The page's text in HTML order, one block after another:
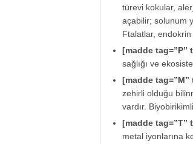
türevi kokular,
açabilir; solunum
Ftalatlar,
[madde tag=”P”
sağlığı ve
[madde tag=”M”
zehirli olduğu
vardır.
[madde tag=”T”
metal iyonlarına